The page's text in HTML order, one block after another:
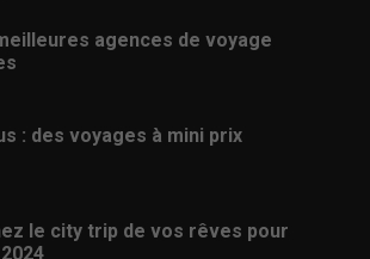
agences de voyage
: des voyages à mini prix
le city trip de vos rêves pour